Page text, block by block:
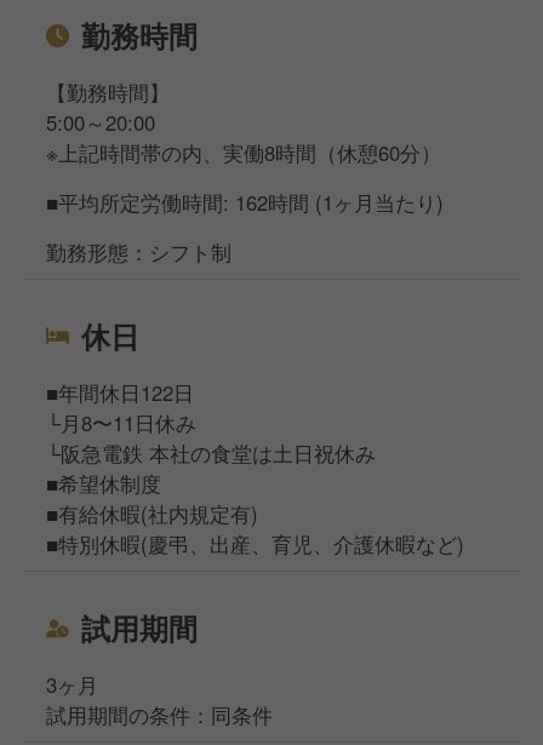
勤務時間
【勤務時間】
5:00～20:00
※上記時間帯の内、実働8時間（休憩60分）
■平均所定労働時間: 162時間 (1ヶ月当たり)
勤務形態：シフト制
休日
■年間休日122日
└月8〜11日休み
└阪急電鉄 本社の食堂は土日祝休み
■希望休制度
■有給休暇(社内規定有)
■特別休暇(慶弔、出産、育児、介護休暇など)
試用期間
3ヶ月
試用期間の条件：同条件